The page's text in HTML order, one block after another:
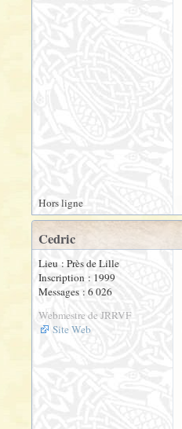
Hors ligne
Cedric
Lieu : Près de Lille
Inscription : 1999
Messages : 6 026
Webmestre de JRRVF
Site Web